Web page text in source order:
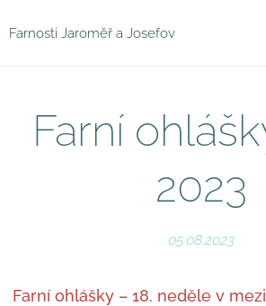
Farnosti Jaroměř a Josefov
Farní
2023
05.08.2023
Farní ohlášky – 18. neděle v